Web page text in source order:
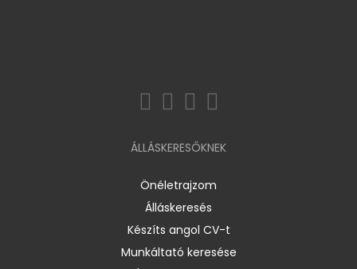
ÁLLÁSKERESŐKNEK
Önéletrajzom
Álláskeresés
Készíts angol CV-t
Munkáltató keresése